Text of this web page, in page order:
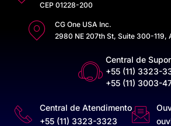
CEP 01228-200
CG One USA Inc.
2980 NE 207th St, Suite 300-119,
Central de
+55 (11) 3323-
+55 (11) 3003-
Central de Atendimento
+55 (11) 3323-3323